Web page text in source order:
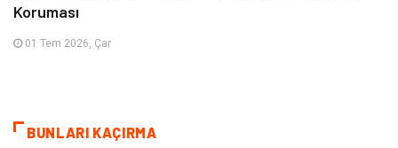
Koruması
01 Tem 2026, Çar
BUNLARI KAÇIRMA